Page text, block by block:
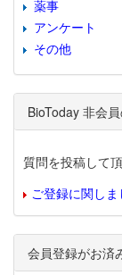
薬事
アンケート
その他
BioToday 非会
質問を投稿して
ご登録に関しま
会員登録がお済